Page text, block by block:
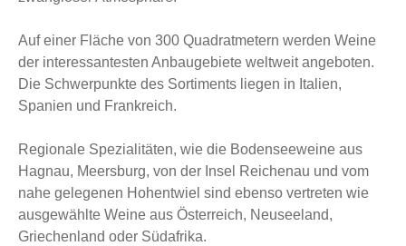
Auf einer Fläche von 300 Quadratmetern werden Weine
der interessantesten Anbaugebiete weltweit angeboten.
Die Schwerpunkte des Sortiments liegen in Italien,
Spanien und Frankreich.
Regionale Spezialitäten, wie die Bodenseeweine aus
Hagnau, Meersburg, von der Insel Reichenau und vom
nahe gelegenen Hohentwiel sind ebenso vertreten wie
ausgewählte Weine aus Österreich, Neuseeland,
Griechenland oder Südafrika.